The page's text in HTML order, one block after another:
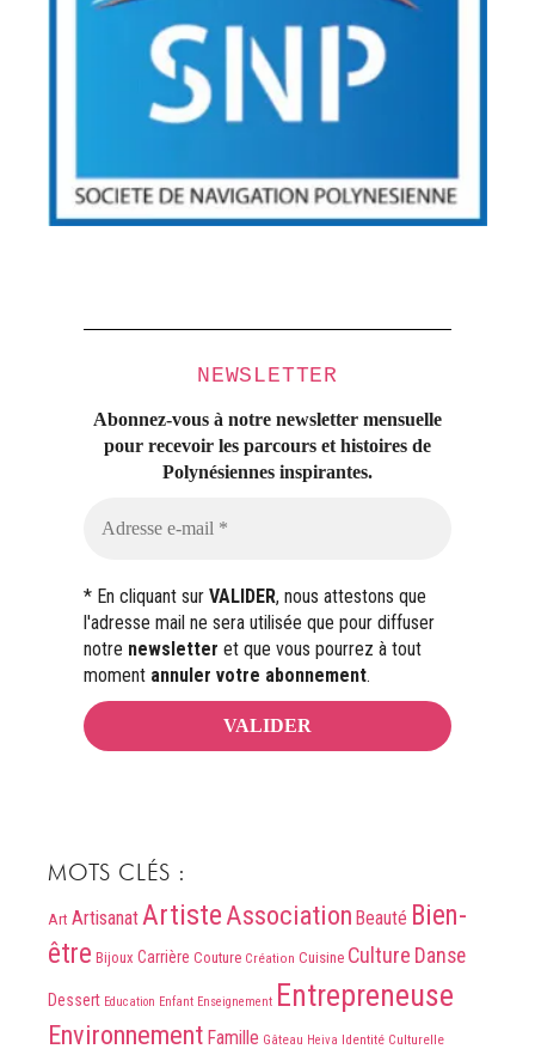
NEWSLETTER
Abonnez-vous à notre newsletter mensuelle
pour recevoir les parcours et histoires de
Polynésiennes inspirantes.
* En cliquant sur VALIDER, nous attestons que
l'adresse mail ne sera utilisée que pour diffuser
notre newsletter et que vous pourrez à tout
moment annuler votre abonnement.
MOTS CLÉS :
Art ArtisanatArtisteAssociation Beauté Bien-
être Bijoux Carrière Couture Création Cuisine Culture Danse
Dessert Education Enfant Enseignement Entrepreneuse
Environnement Famille Gâteau Heiva Identité Culturelle